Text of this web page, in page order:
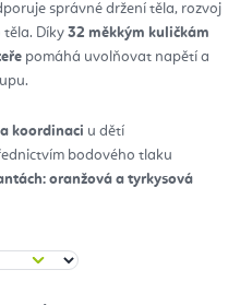
správné držení těla, rozvoj
Díky 32 měkkým kuličkám
pomáhá uvolňovat napětí a
koordinaci u dětí
bodového tlaku
oranžová a tyrkysová